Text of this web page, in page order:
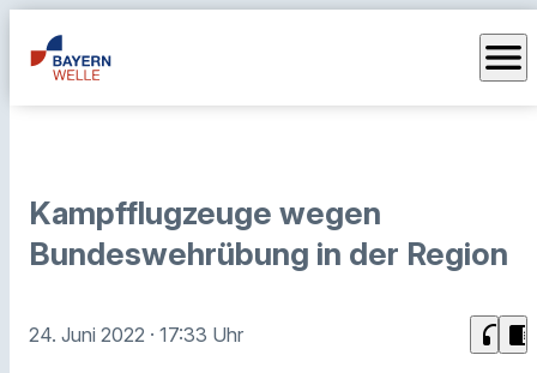
menu
Kampfflugzeuge wegen
Bundeswehrübung in der Region
24. Juni 2022 · 17:33 Uhr headphones chrome_reader_mode